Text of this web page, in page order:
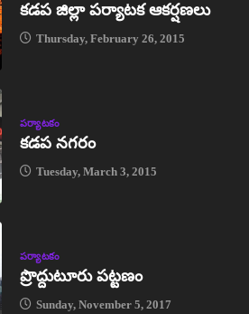
కడప జిల్లా పర్యాటక ఆకర్షణలు
Thursday, February 26, 2015
పర్యాటకం
కడప నగరం
Tuesday, March 3, 2015
పర్యాటకం
ప్రొద్దుటూరు పట్టణం
Sunday, November 5, 2017